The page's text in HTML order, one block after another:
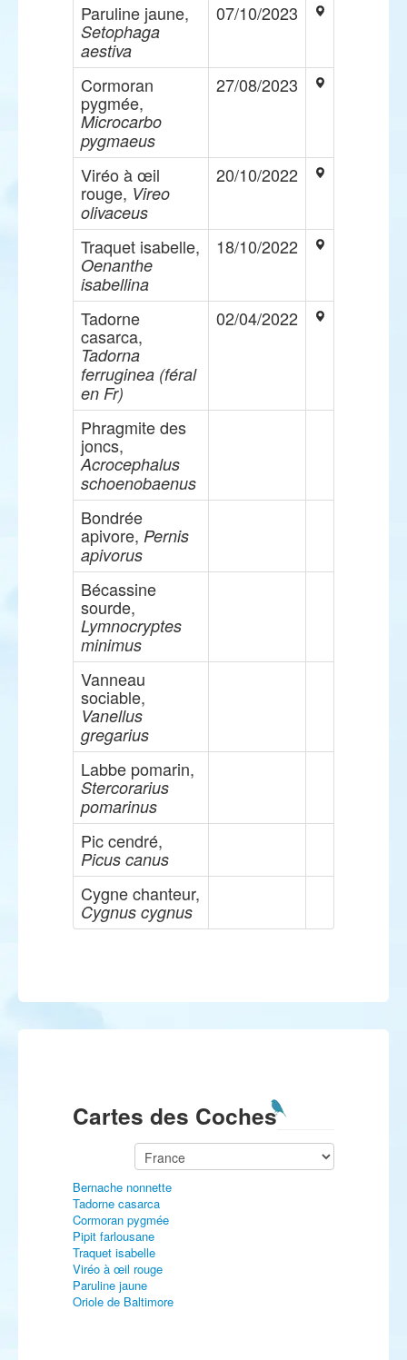
Paruline jaune,
Setophaga
aestiva
07/10/2023
Cormoran
pygmée,
Microcarbo
pygmaeus
27/08/2023
Viréo à œil
rouge, Vireo
olivaceus
20/10/2022
Traquet isabelle,
Oenanthe
isabellina
18/10/2022
Tadorne
casarca,
Tadorna
ferruginea (féral
en Fr)
02/04/2022
Phragmite des
joncs,
Acrocephalus
schoenobaenus
Bondrée
apivore, Pernis
apivorus
Bécassine
sourde,
Lymnocryptes
minimus
Vanneau
sociable,
Vanellus
gregarius
Labbe pomarin,
Stercorarius
pomarinus
Pic cendré,
Picus canus
Cygne chanteur,
Cygnus cygnus
Cartes des Coches
Bernache nonnette
Tadorne casarca
Cormoran pygmée
Pipit farlousane
Traquet isabelle
Viréo à œil rouge
Paruline jaune
Oriole de Baltimore